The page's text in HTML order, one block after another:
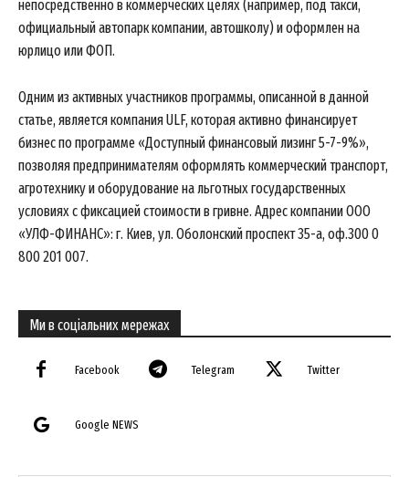
Magazine PRO
Contact us
непосредственно в коммерческих целях (например, под такси,
официальный автопарк компании, автошколу) и оформлен на
юрлицо или ФОП.
Одним из активных участников программы, описанной в данной
статье, является компания ULF, которая активно финансирует
бизнес по программе «Доступный финансовый лизинг 5-7-9%»,
позволяя предпринимателям оформлять коммерческий транспорт,
агротехнику и оборудование на льготных государственных
условиях с фиксацией стоимости в гривне. Адрес компании ООО
«УЛФ-ФИНАНС»: г. Киев, ул. Оболонский проспект 35-а, оф.300 0
800 201 007.
Ми в соціальних мережах
Facebook Telegram Twitter
Google NEWS